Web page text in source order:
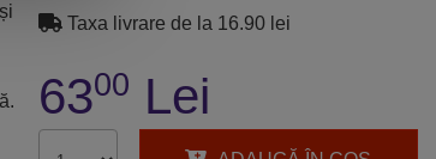
Taxa livrare de la 16.90 lei
6300 Lei